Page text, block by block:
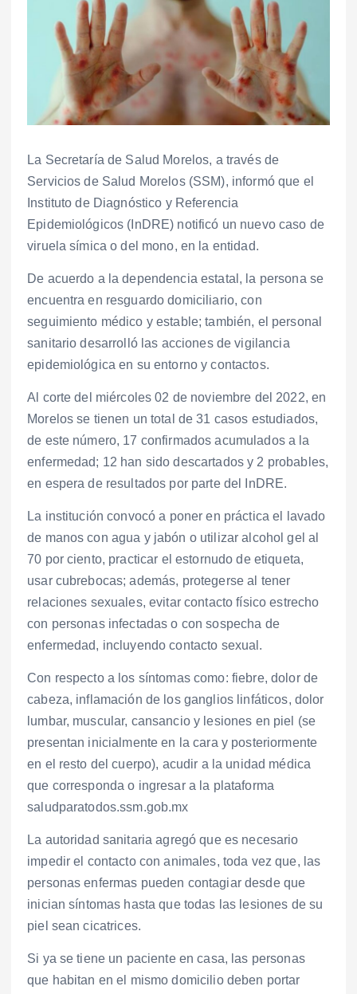
La Secretaría de Salud Morelos, a través de
Servicios de Salud Morelos (SSM), informó que el
Instituto de Diagnóstico y Referencia
Epidemiológicos (InDRE) notificó un nuevo caso de
viruela símica o del mono, en la entidad.
De acuerdo a la dependencia estatal, la persona se
encuentra en resguardo domiciliario, con
seguimiento médico y estable; también, el personal
sanitario desarrolló las acciones de vigilancia
epidemiológica en su entorno y contactos.
Al corte del miércoles 02 de noviembre del 2022, en
Morelos se tienen un total de 31 casos estudiados,
de este número, 17 confirmados acumulados a la
enfermedad; 12 han sido descartados y 2 probables,
en espera de resultados por parte del InDRE.
La institución convocó a poner en práctica el lavado
de manos con agua y jabón o utilizar alcohol gel al
70 por ciento, practicar el estornudo de etiqueta,
usar cubrebocas; además, protegerse al tener
relaciones sexuales, evitar contacto físico estrecho
con personas infectadas o con sospecha de
enfermedad, incluyendo contacto sexual.
Con respecto a los síntomas como: fiebre, dolor de
cabeza, inflamación de los ganglios linfáticos, dolor
lumbar, muscular, cansancio y lesiones en piel (se
presentan inicialmente en la cara y posteriormente
en el resto del cuerpo), acudir a la unidad médica
que corresponda o ingresar a la plataforma
saludparatodos.ssm.gob.mx
La autoridad sanitaria agregó que es necesario
impedir el contacto con animales, toda vez que, las
personas enfermas pueden contagiar desde que
inician síntomas hasta que todas las lesiones de su
piel sean cicatrices.
Si ya se tiene un paciente en casa, las personas
que habitan en el mismo domicilio deben portar